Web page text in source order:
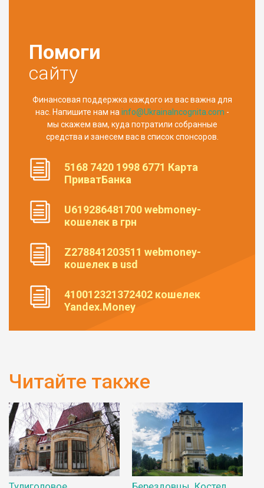
Помоги
сайту
Финансовая поддержка каждого из вас важна для
нас. Напишите нам наinfo@UkrainaIncognita.com -
мы скажем вам, куда потратили собранные
средства и занесем вас в список спонсоров.
5168 7420 1998 6771 Карта
ПриватБанка
U619286481700 webmoney-
кошелек в грн
Z278841203511 webmoney-
кошелек в usd
410012321372402 кошелек
Yandex.Money
Читайте также